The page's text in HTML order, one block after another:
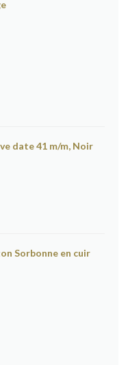
date 41 m/m, Noir
Sorbonne en cuir